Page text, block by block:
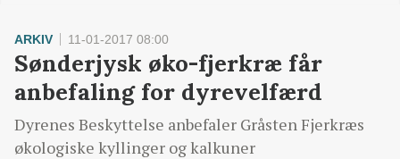
ARKIV 11-01-2017 08:00
Sønderjysk øko-fjerkræ får
anbefaling for dyrevelfærd
Dyrenes Beskyttelse anbefaler Gråsten Fjerkræs
økologiske kyllinger og kalkuner